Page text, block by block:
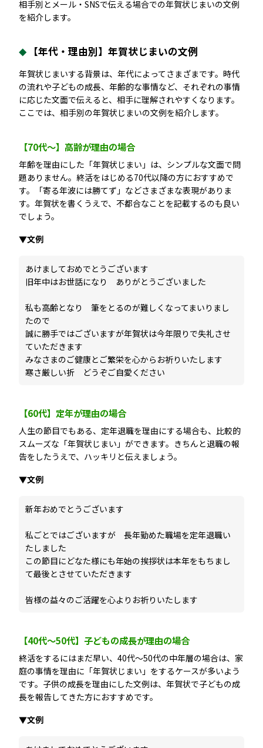
相手別とメール・SNSで伝える場合での年賀状じまいの文例
を紹介します。
【年代・理由別】年賀状じまいの文例
年賀状じまいする背景は、年代によってさまざまです。時代
の流れや子どもの成長、年齢的な事情など、それぞれの事情
に応じた文面で伝えると、相手に理解されやすくなります。
ここでは、相手別の年賀状じまいの文例を紹介します。
【70代〜】高齢が理由の場合
年齢を理由にした「年賀状じまい」は、シンプルな文面で問
題ありません。終活をはじめる70代以降の方におすすめで
す。「寄る年波には勝てず」などさまざまな表現がありま
す。年賀状を書くうえで、不都合なことを記載するのも良い
でしょう。
▼文例
あけましておめでとうございます
旧年中はお世話になり ありがとうございました
私も高齢となり 筆をとるのが難しくなってまいりまし
たので
誠に勝手ではございますが年賀状は今年限りで失礼させ
ていただきます
みなさまのご健康とご繁栄を心からお祈りいたします
寒さ厳しい折 どうぞご自愛ください
【60代】定年が理由の場合
人生の節目でもある、定年退職を理由にする場合も、比較的
スムーズな「年賀状じまい」ができます。きちんと退職の報
告をしたうえで、ハッキリと伝えましょう。
▼文例
新年おめでとうございます
私ごとではございますが 長年勤めた職場を定年退職い
たしました
この節目にどなた様にも年始の挨拶状は本年をもちまし
て最後とさせていただきます
皆様の益々のご活躍を心よりお祈りいたします
【40代〜50代】子どもの成長が理由の場合
終活をするにはまだ早い、40代〜50代の中年層の場合は、家
庭の事情を理由に「年賀状じまい」をするケースが多いよう
です。子供の成長を理由にした文例は、年賀状で子どもの成
長を報告してきた方におすすめです。
▼文例